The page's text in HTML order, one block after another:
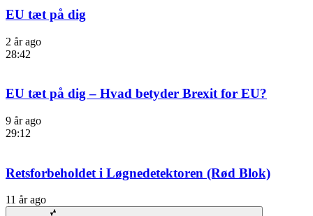
EU tæt på dig
2 år ago
28:42
EU tæt på dig – Hvad betyder Brexit for EU?
9 år ago
29:12
Retsforbeholdet i Løgnedetektoren (Rød Blok)
11 år ago